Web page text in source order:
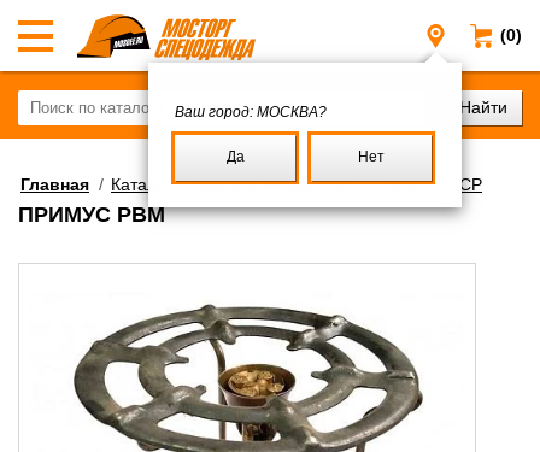
(0)
Москва
Ваш город: МОСКВА?
Да Нет
Главная / Каталог/Военное имущество/Посуда СССР
ПРИМУС РВМ